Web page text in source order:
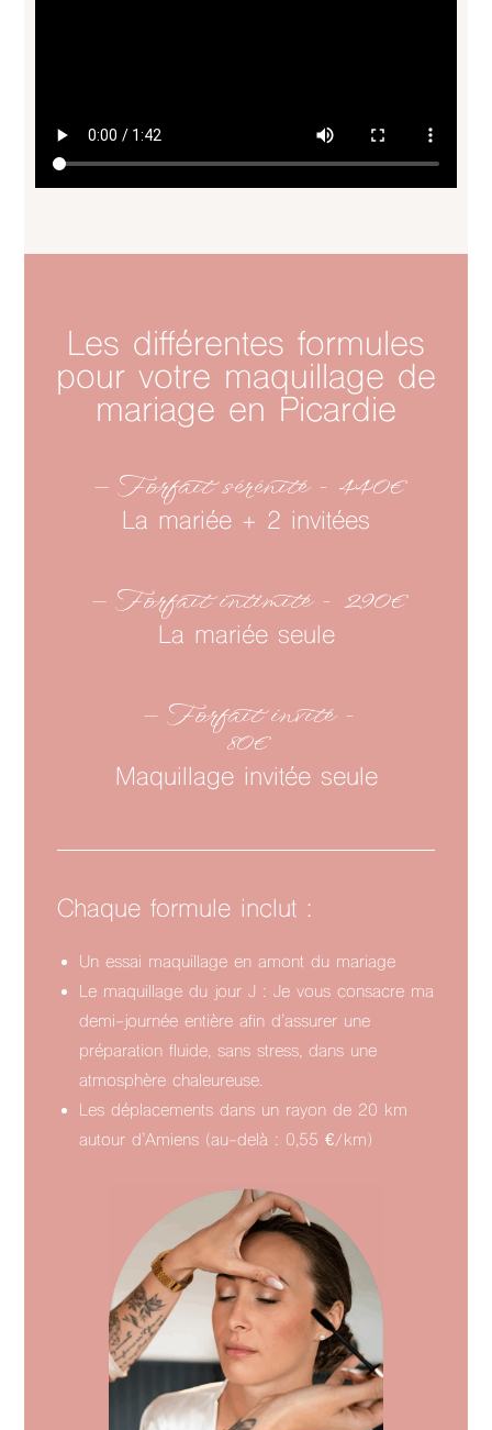
Les différentes formules
pour votre maquillage de
mariage en Picardie
— Forfait sérénité - 440€
La mariée + 2 invitées
— Forfait intimité - 290€
La mariée seule
— Forfait invité -
80€
Maquillage invitée seule
Chaque formule inclut :
Un essai maquillage en amont du mariage
Le maquillage du jour J : Je vous consacre ma
demi-journée entière afin d’assurer une
préparation fluide, sans stress, dans une
atmosphère chaleureuse.
Les déplacements dans un rayon de 20 km
autour d’Amiens (au-delà : 0,55 €/km)